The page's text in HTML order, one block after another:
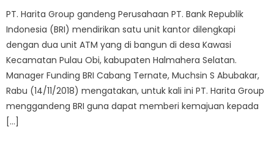
PT. Harita Group gandeng Perusahaan PT. Bank Republik
Indonesia (BRI) mendirikan satu unit kantor dilengkapi
dengan dua unit ATM yang di bangun di desa Kawasi
Kecamatan Pulau Obi, kabupaten Halmahera Selatan.
Manager Funding BRI Cabang Ternate, Muchsin S Abubakar,
Rabu (14/11/2018) mengatakan, untuk kali ini PT. Harita Group
menggandeng BRI guna dapat memberi kemajuan kepada
[…]